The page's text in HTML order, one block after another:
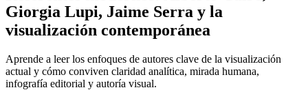
Giorgia Lupi, Jaime Serra y la
visualización contemporánea
Aprende a leer los enfoques de autores clave de la visualización
actual y cómo conviven claridad analítica, mirada humana,
infografía editorial y autoría visual.